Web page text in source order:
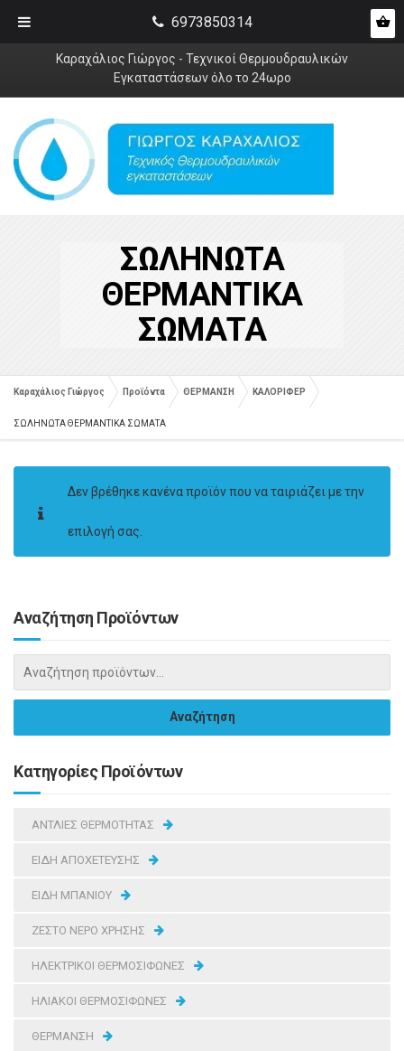
Καραχάλιος Γιώργος - Τεχνικοί Θερμουδραυλικών
Εγκαταστάσεων όλο το 24ωρο
ΣΩΛΗΝΩΤΑ
ΘΕΡΜΑΝΤΙΚΑ
ΣΩΜΑΤΑ
Καραχάλιος Γιώργος Προϊόντα ΘΕΡΜΑΝΣΗ ΚΑΛΟΡΙΦΕΡ
ΣΩΛΗΝΩΤΑ ΘΕΡΜΑΝΤΙΚΑ ΣΩΜΑΤΑ
Δεν βρέθηκε κανένα προϊόν που να ταιριάζει με την
επιλογή σας.
Αναζήτηση Προϊόντων
Κατηγορίες Προϊόντων
ΑΝΤΛΙΕΣ ΘΕΡΜΟΤΗΤΑΣ
ΕΙΔΗ ΑΠΟΧΕΤΕΥΣΗΣ
ΕΙΔΗ ΜΠΑΝΙΟΥ
ΖΕΣΤΟ ΝΕΡΟ ΧΡΗΣΗΣ
ΗΛΕΚΤΡΙΚΟΙ ΘΕΡΜΟΣΙΦΩΝΕΣ
ΗΛΙΑΚΟΙ ΘΕΡΜΟΣΙΦΩΝΕΣ
ΘΕΡΜΑΝΣΗ
6973850314